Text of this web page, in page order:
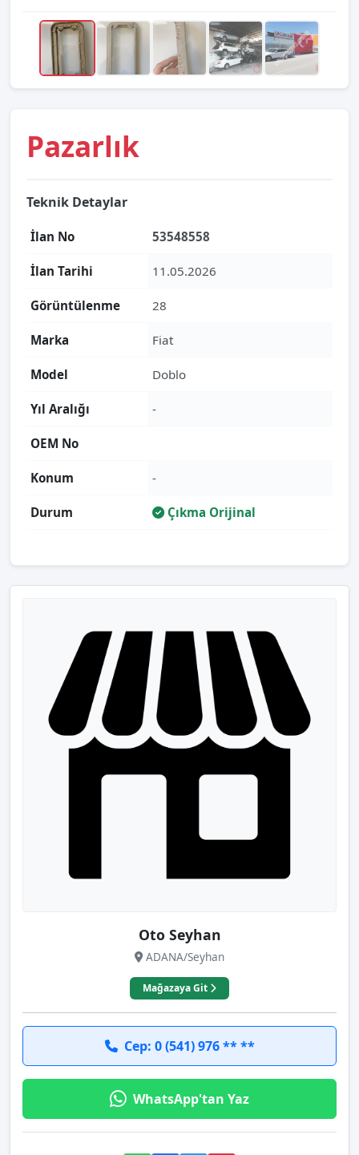
Pazarlık
Teknik Detaylar
İlan No 53548558
İlan Tarihi 11.05.2026
Görüntülenme 28
Marka Fiat
Model Doblo
Yıl Aralığı -
OEM No
Konum -
Durum Çıkma Orijinal
Oto Seyhan
ADANA/Seyhan
Mağazaya Git
Cep: 0 (541) 976 ** **
WhatsApp'tan Yaz